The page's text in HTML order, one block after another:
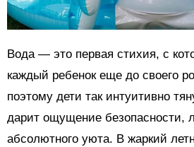
Вода — это первая стихия, с
каждый ребенок еще до своего
поэтому дети так интуитивно
дарит ощущение безопасности,
абсолютного уюта. В жаркий